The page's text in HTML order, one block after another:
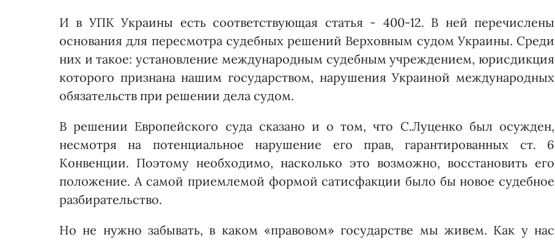
И в УПК Украины есть соответствующая статья - 400-12. В ней перечислены
основания для пересмотра судебных решений Верховным судом Украины. Среди
них и такое: установление международным судебным учреждением, юрисдикция
которого признана нашим государством, нарушения Украиной международных
обязательств при решении дела судом.
В решении Европейского суда сказано и о том, что С.Луценко был осужден,
несмотря на потенциальное нарушение его прав, гарантированных ст. 6
Конвенции. Поэтому необходимо, насколько это возможно, восстановить его
положение. А самой приемлемой формой сатисфакции было бы новое судебное
разбирательство.
Но не нужно забывать, в каком «правовом» государстве мы живем. Как у нас